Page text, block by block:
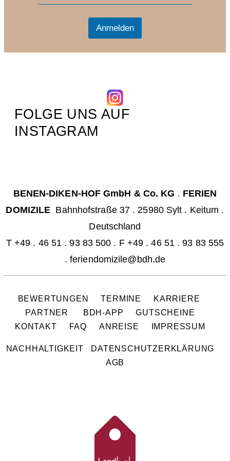
a
Anmelden
FOLGE UNS AUF
INSTAGRAM
BENEN-DIKEN-HOF GmbH & Co. KG . FERIEN
DOMIZILE Bahnhofstraße 37 . 25980 Sylt . Keitum .
Deutschland
T+49 . 46 51 . 93 83 500 . F +49 . 46 51 . 93 83 555
.feriendomizile@bdh.de
BEWERTUNGEN TERMINE
KARRIERE
PARTNER
BDH-APP
GUTSCHEINE
KONTAKT
FAQ ANREISE IMPRESSUM
NACHHALTIGKEIT
DATENSCHUTZERKLÄRUNG
AGB